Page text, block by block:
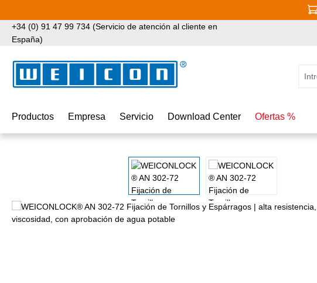
+34 (0) 91 47 99 734 (Servicio de atención al cliente en
España)
Productos Empresa Servicio Download Center Ofertas %